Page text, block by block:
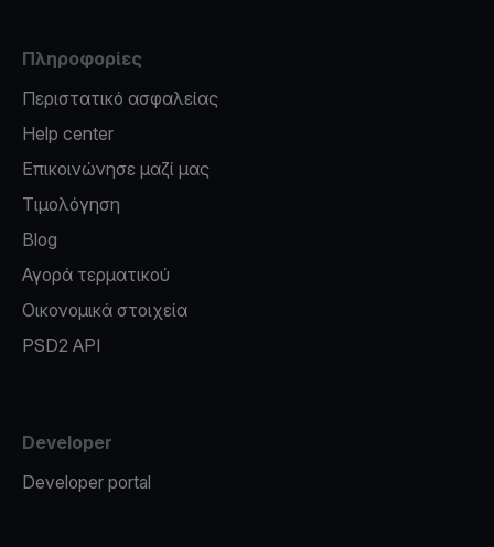
Πληροφορίες
Περιστατικό ασφαλείας
Help center
Επικοινώνησε μαζί μας
Τιμολόγηση
Blog
Αγορά τερματικού
Οικονομικά στοιχεία
PSD2 API
Developer
Developer portal